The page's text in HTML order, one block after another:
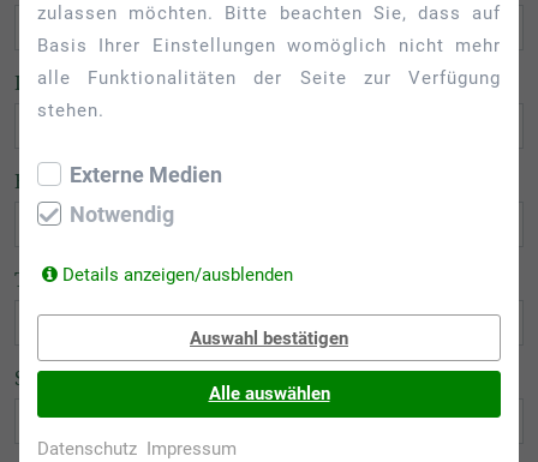
IHR NAME
E-MAIL
TELEFON
STRASSE
zulassen möchten. Bitte beachten Sie, dass auf
Basis Ihrer Einstellungen womöglich nicht mehr
alle Funktionalitäten der Seite zur Verfügung
stehen.
Externe Medien
Notwendig
Details anzeigen/ausblenden
Auswahl bestätigen
Alle auswählen
Datenschutz Impressum